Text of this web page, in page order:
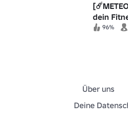
dein
💪 96%
Über uns
Deine